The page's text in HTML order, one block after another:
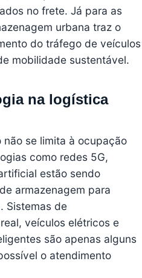
no frete. Já para as
urbana traz o
do tráfego de veículos
mobilidade sustentável.
na logística
se limita à ocupação
como redes 5G,
estão sendo
armazenagem para
Sistemas de
veículos elétricos e
são apenas alguns
o atendimento